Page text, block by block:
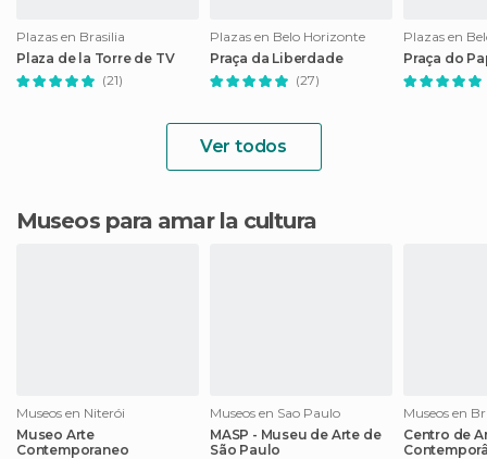
Plazas en Brasilia
Plaza de la Torre de TV
(21)
Plazas en Belo Horizonte
Praça da Liberdade
(27)
Plazas en
Praça do
Ver todos
Museos para amar la cultura
Museos en Niterói
Museo Arte
Contemporaneo
Museos en Sao Paulo
MASP - Museu de Arte de
São Paulo
Museos en
Centro de